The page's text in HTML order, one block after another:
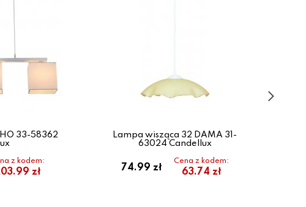
33-58362
z kodem:
zł
Lampa wisząca 32 DAMA 31-
63024 Candellux
74.99 zł
Cena z kodem:
63.74 zł